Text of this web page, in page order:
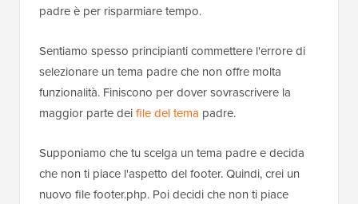
padre è per risparmiare tempo.
Sentiamo spesso principianti commettere l'errore di
selezionare un tema padre che non offre molta
funzionalità. Finiscono per dover sovrascrivere la
maggior parte deifile del tema padre.
Supponiamo che tu scelga un tema padre e decida
che non ti piace l'aspetto del footer. Quindi, crei un
nuovo file footer.php. Poi decidi che non ti piace